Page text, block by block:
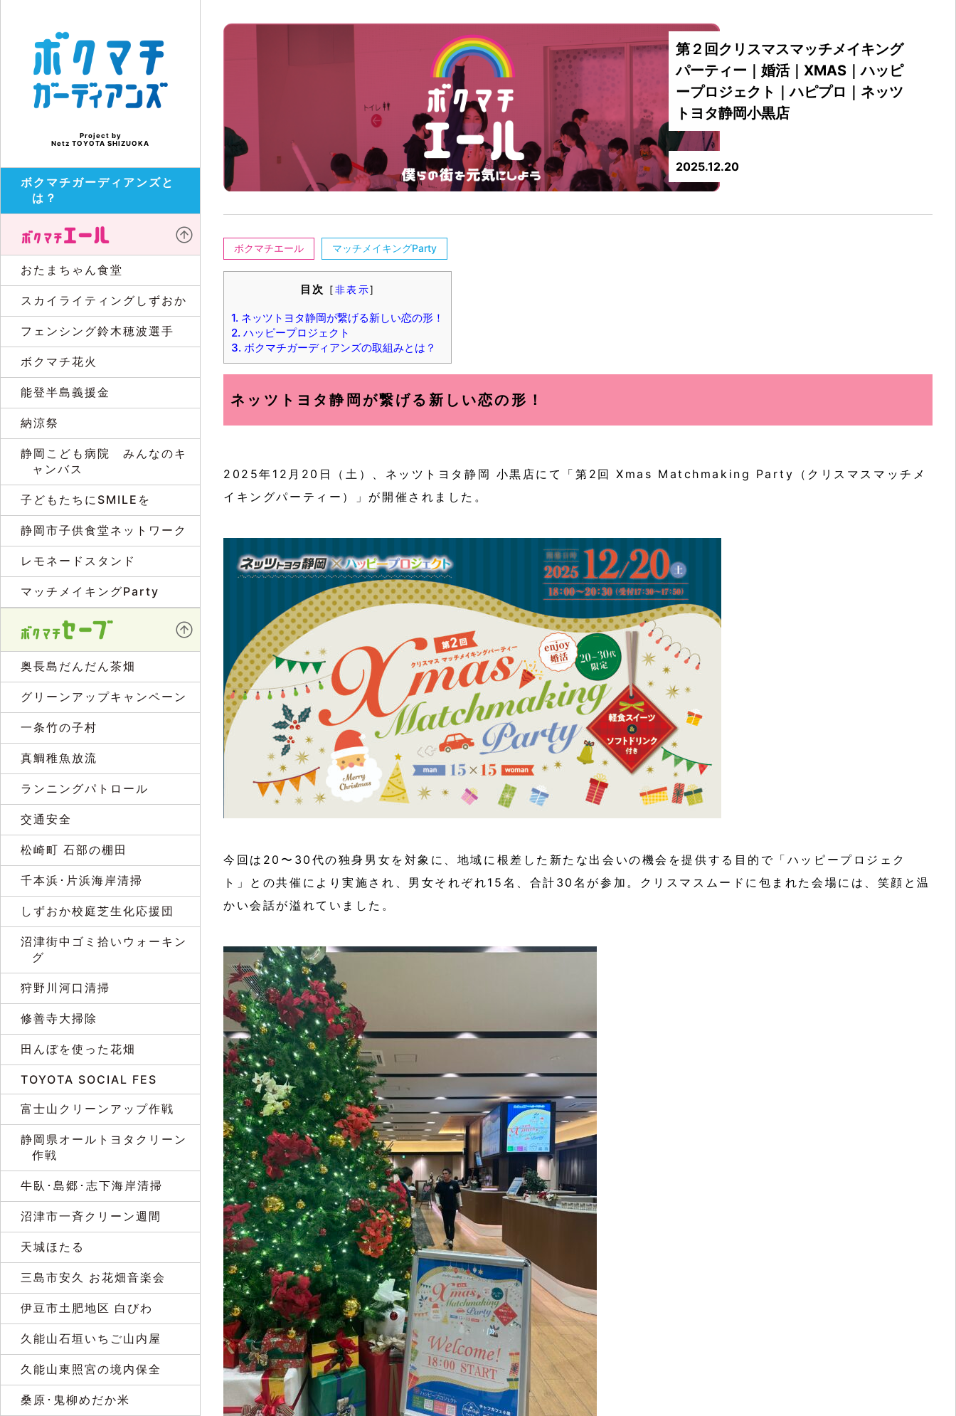
Project by
Netz TOYOTA SHIZUOKA
ボクマチガーディアンズと
は？
おたまちゃん食堂
スカイライティングしずおか
フェンシング鈴木穂波選手
ボクマチ花火
能登半島義援金
納涼祭
静岡こども病院 みんなのキ
ャンバス
子どもたちにSMILEを
静岡市子供食堂ネットワーク
レモネードスタンド
マッチメイキングParty
奥長島だんだん茶畑
グリーンアップキャンペーン
一条竹の子村
真鯛稚魚放流
ランニングパトロール
交通安全
松崎町 石部の棚田
千本浜･片浜海岸清掃
しずおか校庭芝生化応援団
沼津街中ゴミ拾いウォーキン
グ
狩野川河口清掃
修善寺大掃除
田んぼを使った花畑
TOYOTA SOCIAL FES
富士山クリーンアップ作戦
静岡県オールトヨタクリーン
作戦
牛臥･島郷･志下海岸清掃
沼津市一斉クリーン週間
天城ほたる
三島市安久 お花畑音楽会
伊豆市土肥地区 白びわ
久能山石垣いちご山内屋
久能山東照宮の境内保全
桑原･鬼柳めだか米
第２回クリスマスマッチメイキング
パーティー｜婚活｜XMAS｜ハッピ
ープロジェクト｜ハピプロ｜ネッツ
トヨタ静岡小黒店
2025.12.20
ボクマチエール マッチメイキングParty
目次 [非表示]
1. ネッツトヨタ静岡が繋げる新しい恋の形！
2. ハッピープロジェクト
3. ボクマチガーディアンズの取組みとは？
ネッツトヨタ静岡が繋げる新しい恋の形！
2025年12月20日（土）、ネッツトヨタ静岡 小黒店にて「第2回 Xmas Matchmaking Party（クリスマスマッチメ
イキングパーティー）」が開催されました。
今回は20〜30代の独身男女を対象に、地域に根差した新たな出会いの機会を提供する目的で「ハッピープロジェク
ト」との共催により実施され、男女それぞれ15名、合計30名が参加。クリスマスムードに包まれた会場には、笑顔と温
かい会話が溢れていました。